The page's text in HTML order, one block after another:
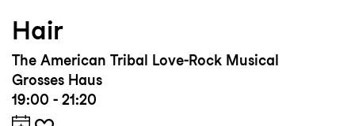
Hair
The American Tribal Love-Rock Musical
Grosses Haus
19:00 - 21:20